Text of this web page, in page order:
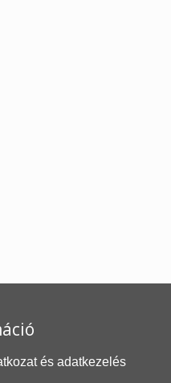
és adatkezelés